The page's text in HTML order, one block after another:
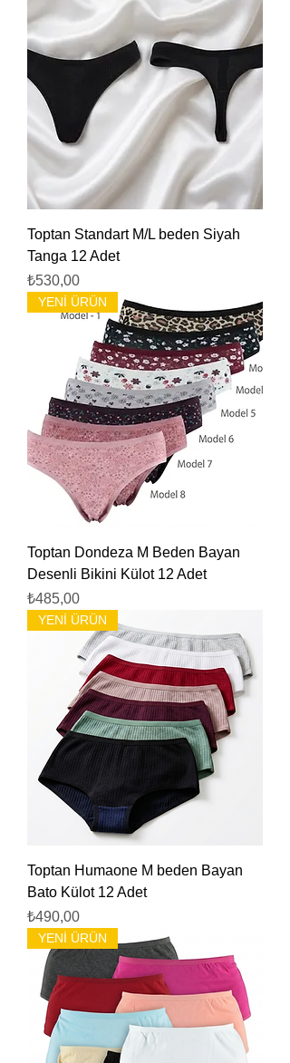
Toptan Standart M/L beden Siyah
Tanga 12 Adet
Fiyat
₺530,00
YENİ ÜRÜN
Toptan Dondeza M Beden Bayan
Desenli Bikini Külot 12 Adet
Fiyat
₺485,00
YENİ ÜRÜN
Toptan Humaone M beden Bayan
Bato Külot 12 Adet
Fiyat
₺490,00
YENİ ÜRÜN